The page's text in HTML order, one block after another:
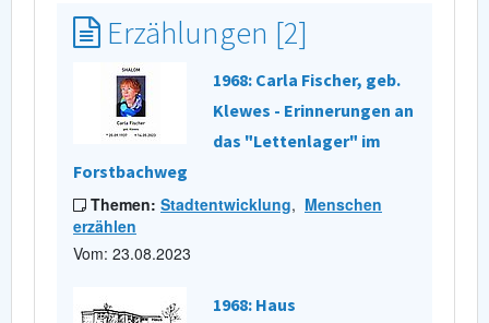
Erzählungen [2]
1968: Carla Fischer, geb.
Klewes - Erinnerungen an
das "Lettenlager" im
Forstbachweg
Themen: Stadtentwicklung, Menschen
erzählen
Vom: 23.08.2023
1968: Haus